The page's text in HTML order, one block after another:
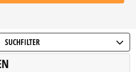
SUCHFILTER